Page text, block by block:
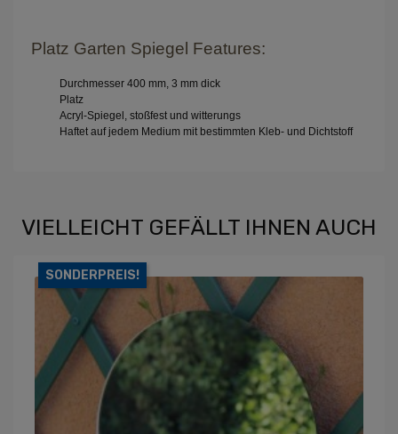
Platz Garten Spiegel Features:
Durchmesser 400 mm, 3 mm dick
Platz
Acryl-Spiegel, stoßfestund witterungs
Haftet auf jedem Medium mit bestimmten Kleb- und Dichtstoff
VIELLEICHT GEFÄLLT IHNEN AUCH
SONDERPREIS!